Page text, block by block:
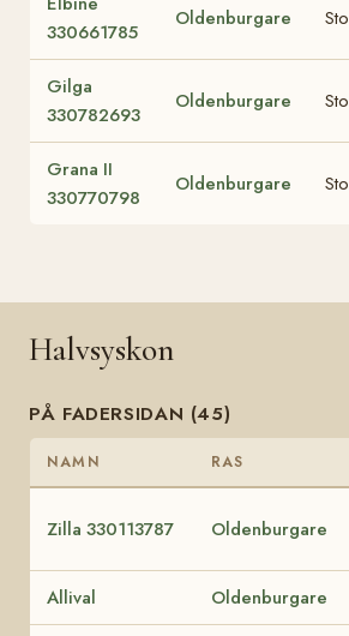
330661785
Oldenburgare Sto
Gilga
330782693
Oldenburgare Sto
Grana II
330770798
Oldenburgare Sto
Halvsyskon
PÅ FADERSIDAN (45)
NAMN RAS
Zilla 330113787 Oldenburgare
Allival Oldenburgare